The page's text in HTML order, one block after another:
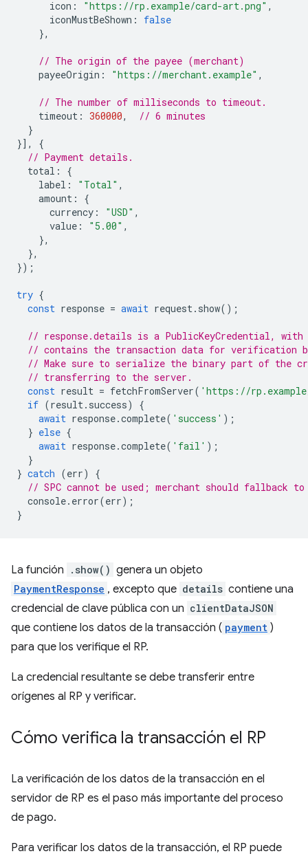
icon : "https://rp.example/card-art.png" ,
iconMustBeShown :
false
},
// The origin of the payee (merchant)
payeeOrigin : "https://merchant.example" ,
// The number of milliseconds to timeout.
timeout : 360000,
// 6 minutes
}
}],
{
// Payment details.
total :
{
label : "Total" ,
amount :
{
currency : "USD" ,
value : "5.00" ,
},
},
});
try {
const response = await request. show();
// response.details is a PublicKeyCredential, with
// contains the transaction data for verification
// Make sure to serialize the binary part of the
// transferring to the server.
const result = fetchFromServer( 'https://
if (result. success)
{
await response.complete( 'success' );
} else {
await response.complete( 'fail' );
}
} catch (err)
{
// SPC cannot be used; merchant should fallback
console. error(err);
}
La función .show() genera un objeto
PaymentResponse , excepto que details contiene una
credencial de clave pública con un clientDataJSON
que contiene los datos de la transacción ( payment )
para que los verifique el RP.
La credencial resultante se debe transferir entre
orígenes al RP y verificar.
Cómo verifica la transacción el RP
La verificación de los datos de la transacción en el
servidor de RP es el paso más importante del proceso
de pago.
Para verificar los datos de la transacción, el RP puede